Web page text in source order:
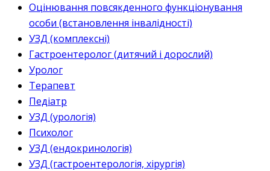
Оцінювання повсякденного функціонування
особи (встановлення інвалідності)
УЗД (комплексні)
Гастроентеролог (дитячий і дорослий)
Уролог
Терапевт
Педіатр
УЗД (урологія)
Психолог
УЗД (ендокринологія)
УЗД (гастроентерологія, хірургія)